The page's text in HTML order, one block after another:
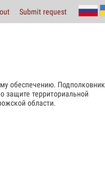
Submit request
обеспечению. Подполковник
защите территориальной
области.